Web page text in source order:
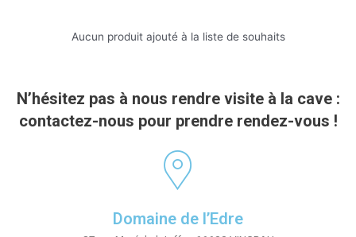
Aucun produit ajouté à la liste de souhaits
N’hésitez pas à nous rendre visite à la cave :
contactez-nous pour prendre rendez-vous !
Domaine de l’Edre